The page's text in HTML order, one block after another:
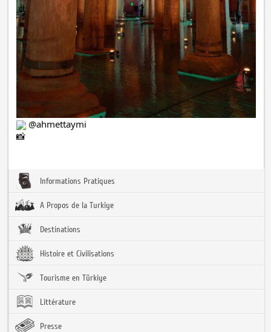
@ahmettaymi
Informations Pratiques
A Propos de la Turkiye
Destinations
Histoire et Civilisations
Tourisme en Türkiye
Littérature
Presse